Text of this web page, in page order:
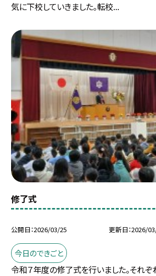
気に下校していきました。転校...
修了式
公開日 2026/03/25 更新日 2026/
今日のできごと
令和７年度の修了式を行いました。それ